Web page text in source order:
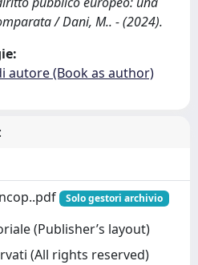
/ Dani, M.. - (2024).
autore (Book as author)
Solo gestori archivio
(Publisher’s layout)
(All rights reserved)